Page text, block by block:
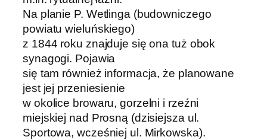
Na planie P. Wetlinga (budowniczego
powiatu wieluńskiego)
z 1844 roku znajduje się ona tuż obok
synagogi. Pojawia
się tam również informacja, że planowane
jest jej przeniesienie
w okolice browaru, gorzelni i rzeźni
miejskiej nad Prosną (dzisiejsza ul.
Sportowa, wcześniej ul. Mirkowska).